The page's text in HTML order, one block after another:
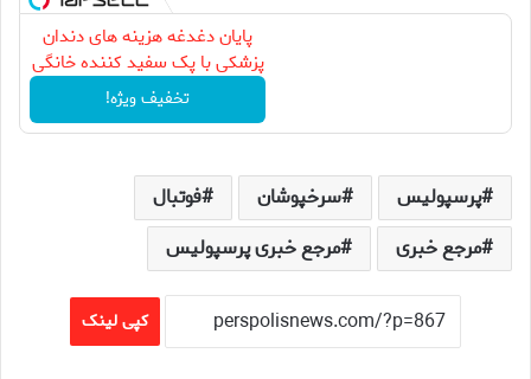
پایان دغدغه هزینه های دندان
پزشکی با پک سفید کننده خانگی
تخفیف ویژه!
پرسپولیس سرخپوشان
فوتبال
مرجع خبری
مرجع خبری پرسپولیس
کپی لینک